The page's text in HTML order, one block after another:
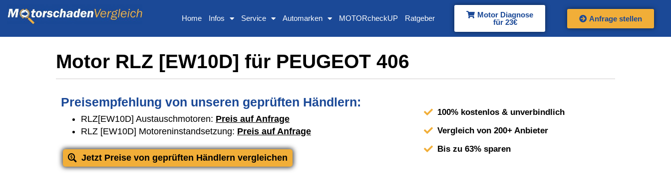
Home Infos Service Automarken MOTORcheckUP Ratgeber
Motor Diagnose
für 23€
Anfrage stellen
Motor RLZ [EW10D] für PEUGEOT 406
Preisempfehlung von unseren geprüften Händlern:
RLZ[EW10D] Austauschmotoren: Preis auf Anfrage
RLZ [EW10D] Motoreninstandsetzung: Preis auf Anfrage
Jetzt Preise von geprüften Händlern vergleichen
100% kostenlos & unverbindlich
Vergleich von 200+ Anbieter
Bis zu 63% sparen